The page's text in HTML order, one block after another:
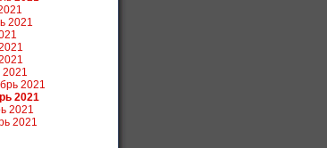
2021
2021
2021
2021
2021
2021